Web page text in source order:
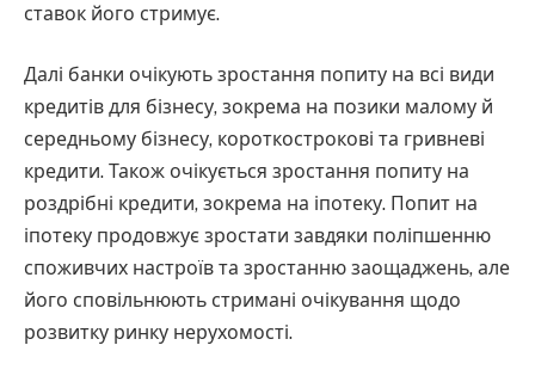
ставок його стримує.
Далі банки очікують зростання попиту на всі види
кредитів для бізнесу, зокрема на позики малому й
середньому бізнесу, короткострокові та гривневі
кредити. Також очікується зростання попиту на
роздрібні кредити, зокрема на іпотеку. Попит на
іпотеку продовжує зростати завдяки поліпшенню
споживчих настроїв та зростанню заощаджень, але
його сповільнюють стримані очікування щодо
розвитку ринку нерухомості.